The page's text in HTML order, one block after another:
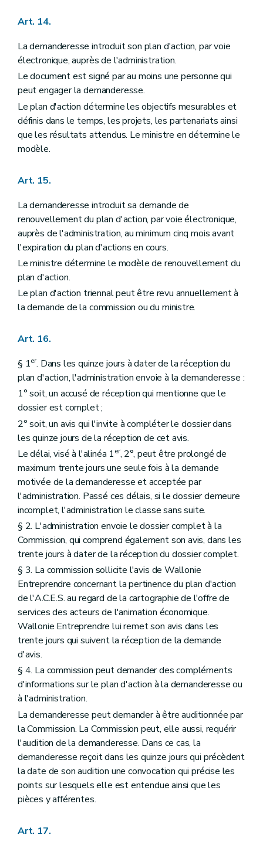
Art. 14.
La demanderesse introduit son plan d'action, par voie
électronique, auprès de l'administration.
Le document est signé par au moins une personne qui
peut engager la demanderesse.
Le plan d'action détermine les objectifs mesurables et
définis dans le temps, les projets, les partenariats ainsi
que les résultats attendus. Le ministre en détermine le
modèle.
Art. 15.
La demanderesse introduit sa demande de
renouvellement du plan d'action, par voie électronique,
auprès de l'administration, au minimum cinq mois avant
l'expiration du plan d'actions en cours.
Le ministre détermine le modèle de renouvellement du
plan d'action.
Le plan d'action triennal peut être revu annuellement à
la demande de la commission ou du ministre.
Art. 16.
§ 1er. Dans les quinze jours à dater de la réception du
plan d'action, l'administration envoie à la demanderesse :
1° soit, un accusé de réception qui mentionne que le
dossier est complet ;
2° soit, un avis qui l'invite à compléter le dossier dans
les quinze jours de la réception de cet avis.
Le délai, visé à l'alinéa 1er, 2°, peut être prolongé de
maximum trente jours une seule fois à la demande
motivée de la demanderesse et acceptée par
l'administration. Passé ces délais, si le dossier demeure
incomplet, l'administration le classe sans suite.
§ 2. L'administration envoie le dossier complet à la
Commission, qui comprend également son avis, dans les
trente jours à dater de la réception du dossier complet.
§ 3. La commission sollicite l'avis de Wallonie
Entreprendre concernant la pertinence du plan d'action
de l'A.C.E.S. au regard de la cartographie de l'offre de
services des acteurs de l'animation économique.
Wallonie Entreprendre lui remet son avis dans les
trente jours qui suivent la réception de la demande
d'avis.
§ 4. La commission peut demander des compléments
d'informations sur le plan d'action à la demanderesse ou
à l'administration.
La demanderesse peut demander à être auditionnée par
la Commission. La Commission peut, elle aussi, requérir
l'audition de la demanderesse. Dans ce cas, la
demanderesse reçoit dans les quinze jours qui précèdent
la date de son audition une convocation qui précise les
points sur lesquels elle est entendue ainsi que les
pièces y afférentes.
Art. 17.